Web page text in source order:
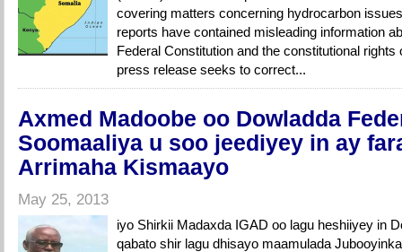
covering matters concerning hydrocarbon
reports have contained misleading information
Federal Constitution and the constitutional
press release seeks to correct...
Axmed Madoobe oo Dowladda
Soomaaliya u soo jeediyey in ay
Arrimaha Kismaayo
May 25, 2013
iyo Shirkii Madaxda IGAD oo lagu heshiiyey in
qabato shir lagu dhisayo maamulada